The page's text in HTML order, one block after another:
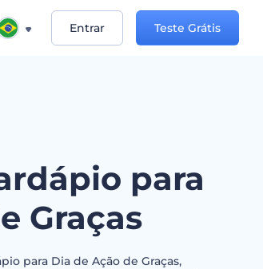
Entrar Teste Grátis
para
Graças
para Dia de Ação de Graças,